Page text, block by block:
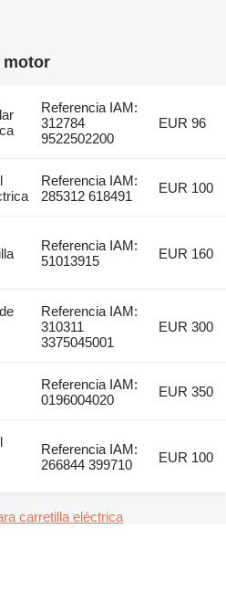
motor
Referencia IAM:
312784
9522502200
EUR 96
Referencia IAM:
285312 618491
EUR 100
Referencia IAM:
51013915
EUR 160
Referencia IAM:
310311
3375045001
EUR 300
Referencia IAM:
0196004020
EUR 350
Referencia IAM:
266844 399710
EUR 100
carretilla eléctrica